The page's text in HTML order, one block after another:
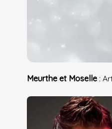
Meurthe et Moselle :